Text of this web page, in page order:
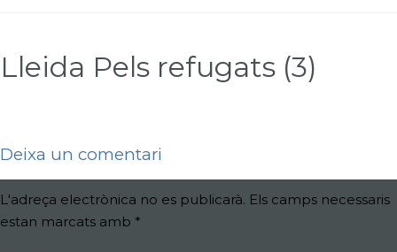
Lleida Pels refugats (3)
Deixa un comentari
L'adreça electrònica no es publicarà. Els camps necessaris
estan marcats amb *